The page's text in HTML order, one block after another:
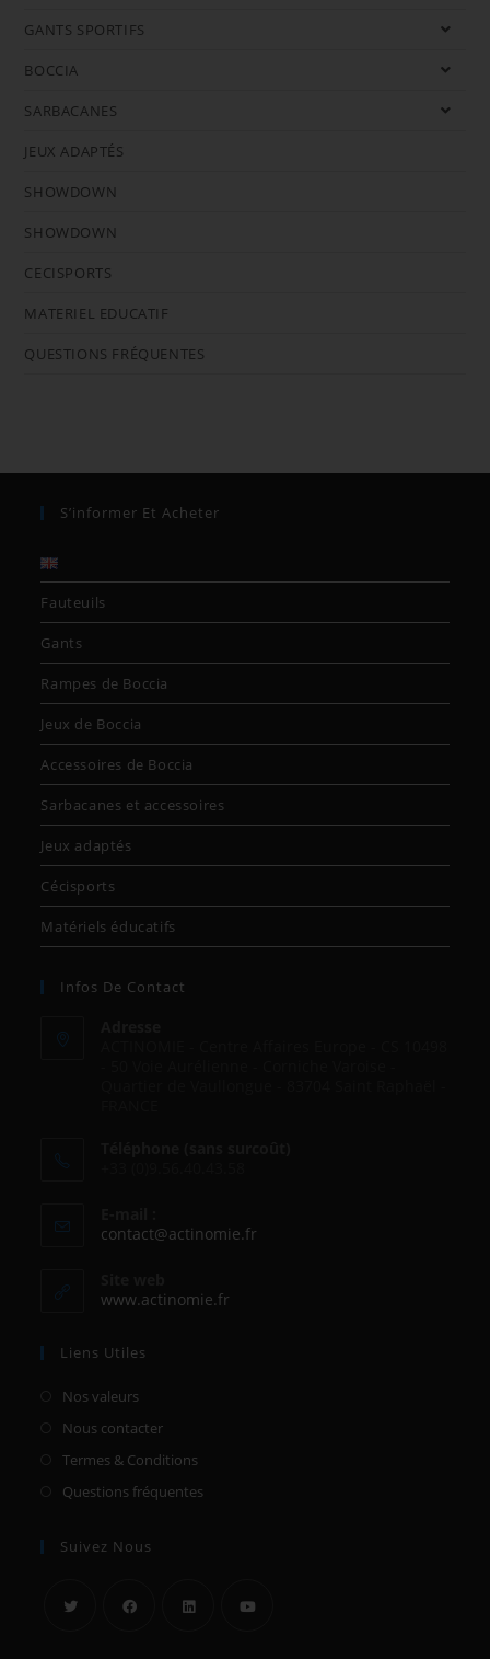
GANTS SPORTIFS
BOCCIA
SARBACANES
JEUX ADAPTÉS
SHOWDOWN
SHOWDOWN
CECISPORTS
MATERIEL EDUCATIF
QUESTIONS FRÉQUENTES
S’informer Et Acheter
Fauteuils
Gants
Rampes de Boccia
Jeux de Boccia
Accessoires de Boccia
Sarbacanes et accessoires
Jeux adaptés
Cécisports
Matériels éducatifs
Infos De Contact
contact@actinomie.fr
www.actinomie.fr
Liens Utiles
Nos valeurs
Nous contacter
Termes & Conditions
Questions fréquentes
Suivez Nous